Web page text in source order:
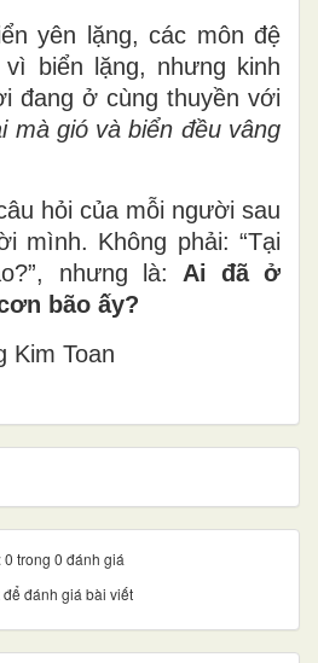
yên lặng, các môn đệ
vì biển lặng, nhưng kinh
đang ở cùng thuyền với
mà gió và biển đều vâng
hỏi của mỗi người sau
mình. Không phải: “Tại
nhưng là: Ai đã ở
bão ấy?
Kim Toan
trong 0 đánh giá
đánh giá bài viết